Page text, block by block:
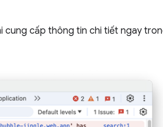
cung cấp thông tin chi tiết ngay